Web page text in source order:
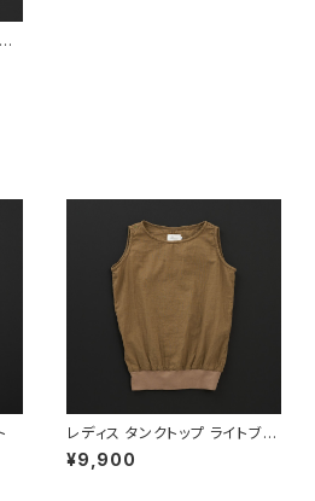
レディス タンクトップ ライトブラ
ウン
¥9,900